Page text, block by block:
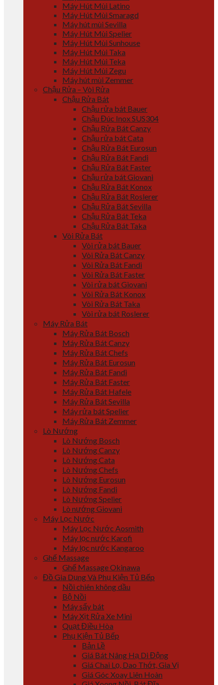
Máy Hút Mùi Latino
Máy Hút Mùi Smaragd
Máy hút mùi Sevilla
Máy Hút Mùi Spelier
Máy Hút Mùi Sunhouse
Máy Hút Mùi Taka
Máy Hút Mùi Teka
Máy Hút Mùi Zegu
Máy hút mùi Zemmer
Chậu Rửa – Vòi Rửa
Chậu Rửa Bát
Chậu rửa bát Bauer
Chậu Đúc Inox SUS304
Chậu Rửa Bát Canzy
Chậu rửa bát Cata
Chậu Rửa Bát Eurosun
Chậu Rửa Bát Fandi
Chậu Rửa Bát Faster
Chậu rửa bát Giovani
Chậu Rửa Bát Konox
Chậu Rửa Bát Roslerer
Chậu Rửa Bát Sevilla
Chậu Rửa Bát Teka
Chậu Rửa Bát Taka
Vòi Rửa Bát
Vòi rửa bát Bauer
Vòi Rửa Bát Canzy
Vòi Rửa Bát Fandi
Vòi Rửa Bát Faster
Vòi rửa bát Giovani
Vòi Rửa Bát Konox
Vòi Rửa Bát Taka
Vòi rửa bát Roslerer
Máy Rửa Bát
Máy Rửa Bát Bosch
Máy Rửa Bát Canzy
Máy Rửa Bát Chefs
Máy Rửa Bát Eurosun
Máy Rửa Bát Fandi
Máy Rửa Bát Faster
Máy Rửa Bát Hafele
Máy Rửa Bát Sevilla
Máy rửa bát Spelier
Máy Rửa Bát Zemmer
Lò Nướng
Lò Nướng Bosch
Lò Nướng Canzy
Lò Nướng Cata
Lò Nướng Chefs
Lò Nướng Eurosun
Lò Nướng Fandi
Lò Nướng Spelier
Lò nướng Giovani
Máy Lọc Nước
Máy Lọc Nước Aosmith
Máy lọc nước Karofi
Máy lọc nước Kangaroo
Ghế Massage
Ghế Massage Okinawa
Đồ Gia Dụng Và Phụ Kiện Tủ Bếp
Nồi chiên không dầu
Bộ Nồi
Máy sấy bát
Máy Xịt Rửa Xe Mini
Quạt Điều Hòa
Phụ Kiện Tủ Bếp
Bản Lề
Giá Bát Nâng Hạ Di Động
Giá Chai Lọ, Dao Thớt, Gia Vị
Giá Góc Xoay Liên Hoàn